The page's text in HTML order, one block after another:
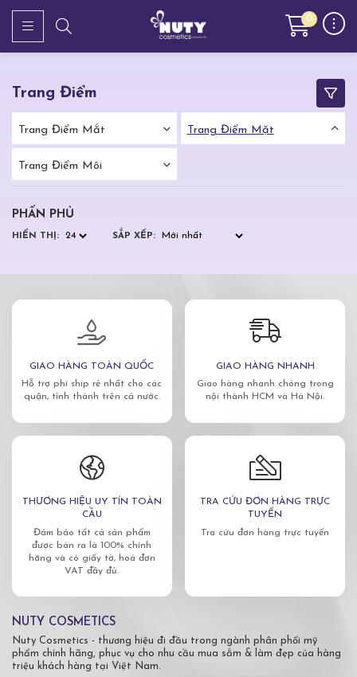
0
Trang Điểm
Trang Điểm Mắt Trang Điểm Mặt
Trang Điểm Môi
PHẤN PHỦ
HIỂN THỊ: SẮP XẾP:
GIAO HÀNG TOÀN QUỐC
Hỗ trợ phí ship rẻ nhất cho các
quận, tỉnh thành trên cả nước.
GIAO HÀNG NHANH
Giao hàng nhanh chóng trong
nội thành HCM và Hà Nội.
THƯƠNG HIỆU UY TÍN TOÀN
CẦU
Đảm bảo tất cả sản phẩm
được bán ra là 100% chính
hãng và có giấy tờ, hoá đơn
VAT đầy đủ.
TRA CỨU ĐƠN HÀNG TRỰC
TUYẾN
Tra cứu đơn hàng trực tuyến
NUTY COSMETICS
Nuty Cosmetics - thương hiệu đi đầu trong ngành phân phối mỹ
phẩm chính hãng, phục vụ cho nhu cầu mua sắm & làm đẹp của hàng
triệu khách hàng tại Việt Nam.